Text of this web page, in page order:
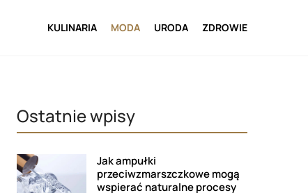
KULINARIA MODA URODA ZDROWIE
Ostatnie wpisy
Jak ampułki
przeciwzmarszczkowe mogą
wspierać naturalne procesy